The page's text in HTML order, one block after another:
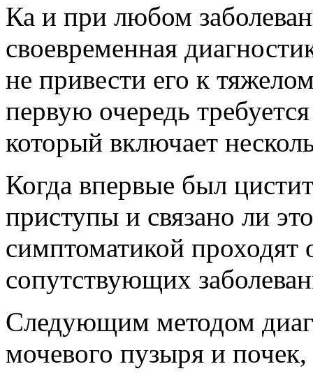
Ка и при любом
своевременная
не привести его к
первую очередь
который включает
Когда впервые был
приступы и связано ли
симптоматикой проходят
сопутствующих
Следующим методом
мочевого пузыря и